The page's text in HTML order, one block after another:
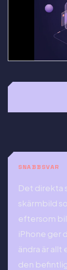
SNABBSVAR
Det direkta
skärmbild
eftersom
iPhone ger
ändra är
den